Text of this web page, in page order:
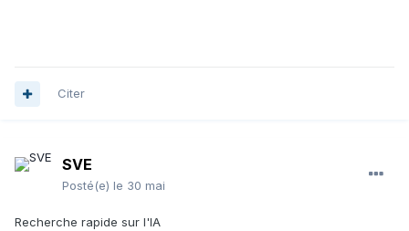
Citer
SVE
Posté(e) le 30 mai
Recherche rapide sur l'IA